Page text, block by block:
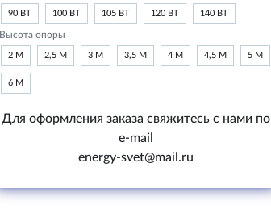
90 ВТ 100 ВТ 105 ВТ 120 ВТ 140 ВТ
Высота опоры
2 М 2,5 М 3 М 3,5 М 4 М 4,5 М 5 М
6 М
Для оформления заказа свяжитесь с нами по
e-mail
energy-svet@mail.ru